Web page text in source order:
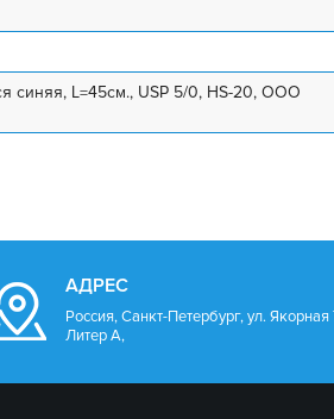
синяя, L=45см., USP 5/0, HS-20, ООО
АДРЕС
Россия, Санкт-Петербург, ул. Якорная
Литер А,